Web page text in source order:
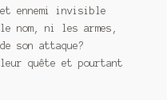
ennemi invisible
nom, ni les armes,
son attaque?
quête et pourtant